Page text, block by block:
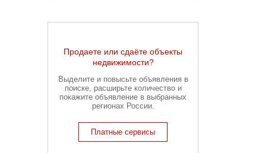
Продаете или сдаёте объекты
недвижимости?
Выделите и повысьте объявления в
поиске, расширьте количество и
покажите объявление в выбранных
регионах России.
Платные сервисы